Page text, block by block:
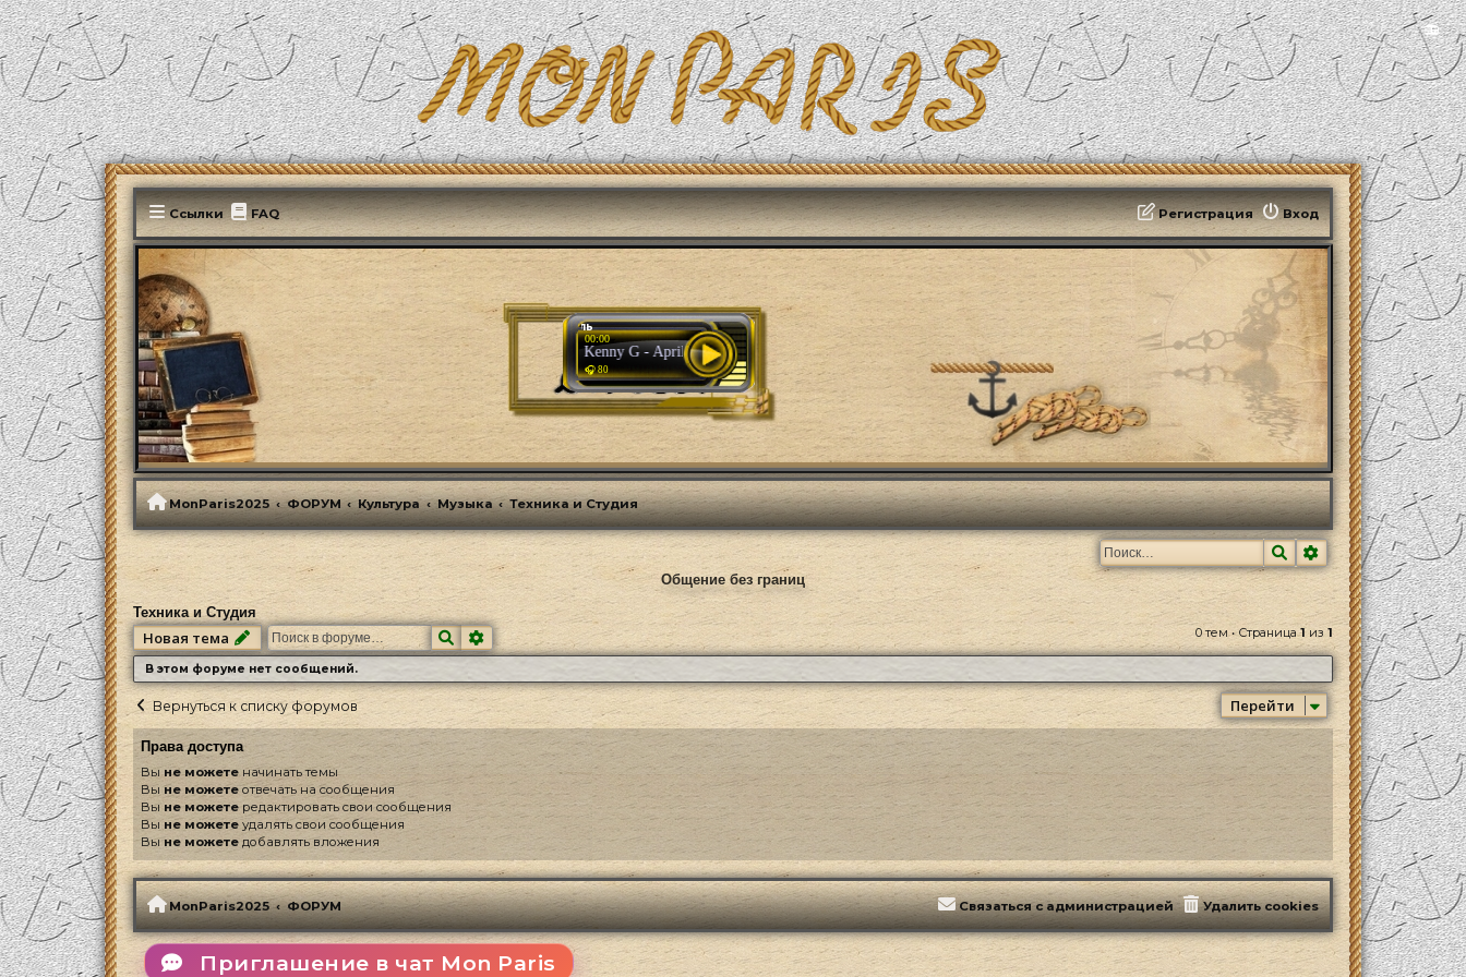
📻
Ссылки FAQ Вход
Регистрация
Kenny G - April Rain
00:00
🎧 80
Эфирит: ♫ DJ Эйфель
MonParis2025 ФОРУМ Культура Музыка Техника и Студия
Поиск Расширенный
Общение без границ
Техника и Студия
Новая тема Поиск Расширенный поиск 0 тем • Страница1из 1
В этом форуме нет сообщений.
Вернуться к списку форумов Перейти
Права доступа
Вы не можете начинать темы
Вы не можетеотвечать на сообщения
Вы не можете редактировать свои сообщения
Выне можете удалять свои сообщения
Вы не можете добавлять вложения
MonParis2025 ФОРУМ Удалить cookies
Связаться с администрацией
Приглашение в чат Mon Paris